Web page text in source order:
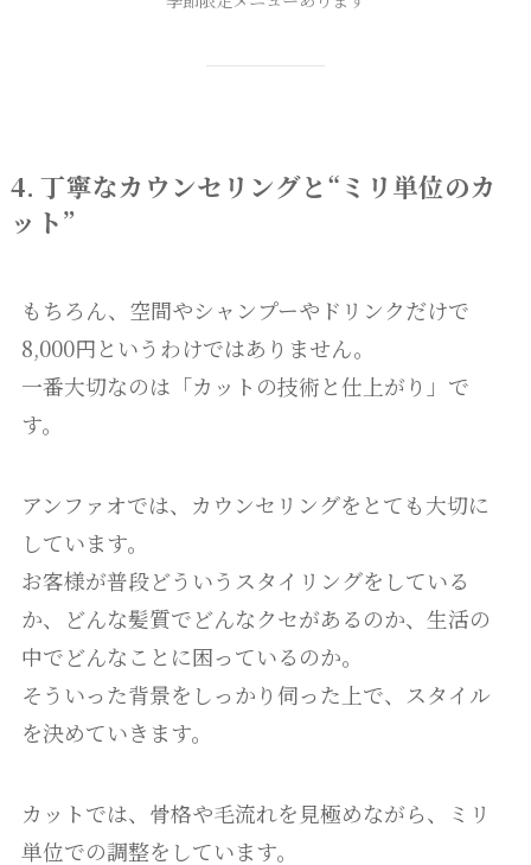
4. 丁寧なカウンセリングと“ミリ単位のカ
ット”
もちろん、空間やシャンプーやドリンクだけで
8,000円というわけではありません。
一番大切なのは「カットの技術と仕上がり」で
す。
アンファオでは、カウンセリングをとても大切に
しています。
お客様が普段どういうスタイリングをしている
か、どんな髪質でどんなクセがあるのか、生活の
中でどんなことに困っているのか。
そういった背景をしっかり伺った上で、スタイル
を決めていきます。
カットでは、骨格や毛流れを見極めながら、ミリ
単位での調整をしています。